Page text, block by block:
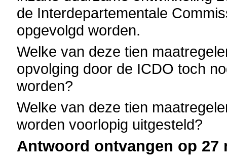
de Interdepartementale
opgevolgd worden.
Welke van deze tien
opvolging door de ICDO toch
worden?
Welke van deze tien
worden voorlopig uitgesteld?
Antwoord ontvangen op 27